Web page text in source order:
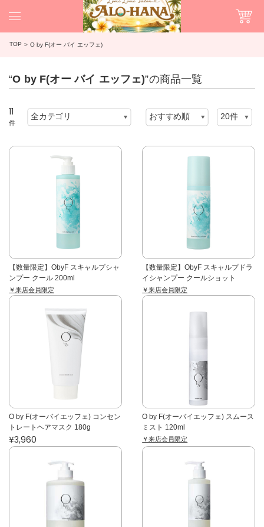
TOP O by F(オー バイ エッフェ)
“O by F(オー バイ エッフェ)”の商品一覧
11
件
【数量限定】ObyF スキャルプシャ
ンプー クール 200ml
￥来店会員限定
【数量限定】ObyF スキャルプドラ
イシャンプー クールショット
￥来店会員限定
O by F(オーバイエッフェ) コンセン
トレートヘアマスク 180g
¥3,960
O by F(オーバイエッフェ) スムース
ミスト 120ml
￥来店会員限定